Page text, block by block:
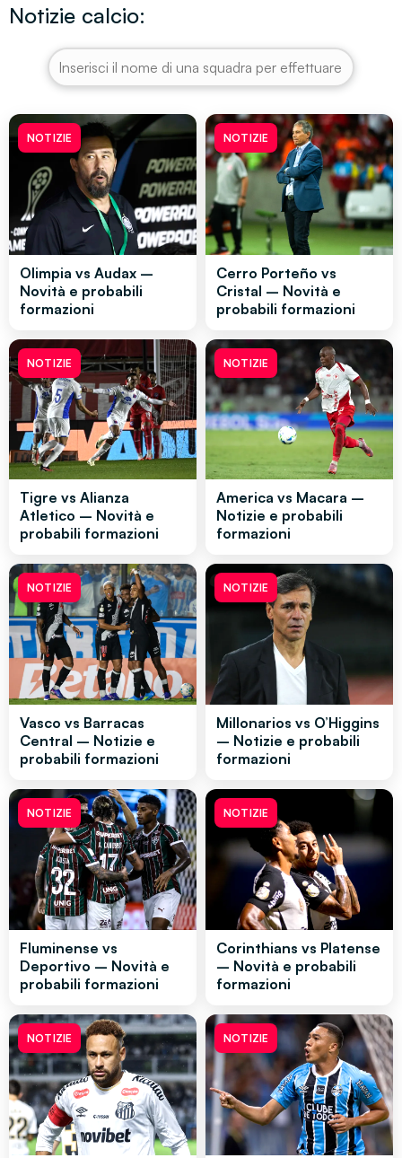
Notizie calcio:
NOTIZIE
Olimpia vs Audax –
Novità e probabili
formazioni
NOTIZIE
Cerro Porteño vs
Cristal – Novità e
probabili formazioni
NOTIZIE
Tigre vs Alianza
Atletico – Novità e
probabili formazioni
NOTIZIE
America vs Macara –
Notizie e probabili
formazioni
NOTIZIE
Vasco vs Barracas
Central – Notizie e
probabili formazioni
NOTIZIE
Millonarios vs O’Higgins
– Notizie e probabili
formazioni
NOTIZIE
Fluminense vs
Deportivo – Novità e
probabili formazioni
NOTIZIE
Corinthians vs Platense
– Novità e probabili
formazioni
NOTIZIE NOTIZIE